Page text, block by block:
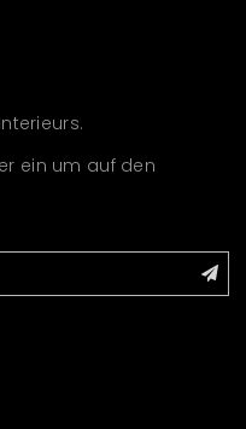
ein um auf den